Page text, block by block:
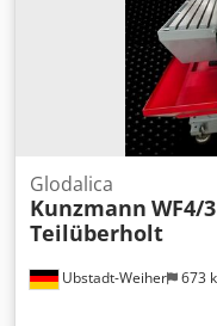
Ubstadt-Weiher 673
Glodalica
Kunzmann WF4/
Teilüberholt